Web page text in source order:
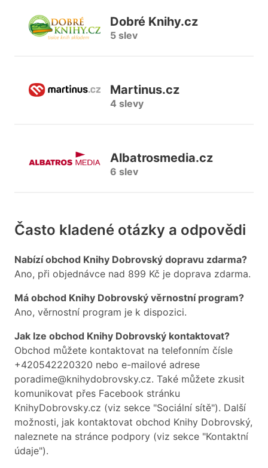
Dobré Knihy.cz
5 slev
Martinus.cz
4 slevy
Albatrosmedia.cz
6 slev
Často kladené otázky a odpovědi
Nabízí obchod Knihy Dobrovský dopravu zdarma?
Ano, při objednávce nad 899 Kč je doprava zdarma.
Má obchod Knihy Dobrovský věrnostní program?
Ano, věrnostní program je k dispozici.
Jak lze obchod Knihy Dobrovský kontaktovat?
Obchod můžete kontaktovat na telefonním čísle
+420542220320 nebo e-mailové adrese
poradime@knihydobrovsky.cz. Také můžete zkusit
komunikovat přes Facebook stránku
KnihyDobrovsky.cz (viz sekce "Sociální sítě"). Další
možnosti, jak kontaktovat obchod Knihy Dobrovský,
naleznete na stránce podpory (viz sekce "Kontaktní
údaje").